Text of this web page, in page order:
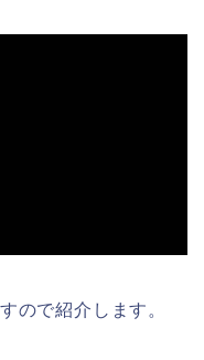
ので紹介します。